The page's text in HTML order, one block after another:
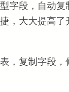
字段，自动
，大大提高了
，复制字段